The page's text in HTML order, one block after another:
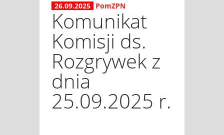
26.09.2025 PomZPN
Komunikat
Komisji ds.
Rozgrywek z
dnia
25.09.2025 r.